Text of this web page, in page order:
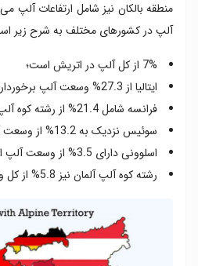
منطقه بالکان نیز شامل ارتفاعات
آلپ در کشورهای مختلف به شرح زیر
7% از کل آلپ در اتریش است؛
ایتالیا از 27.3% وسعت آلپ برخوردار است؛
فرانسه شامل 21.4% از رشته کوه آلپ است؛
سوئیس نزدیک به 13.2% از وسعت آلپ را شامل می‌شود؛
اسلوونی دارای 3.5% از وسعت آلپ است؛
رشته کوه آلپ آلمان نیز 5.8% از کل وسعت این رشته کوه را دارد.